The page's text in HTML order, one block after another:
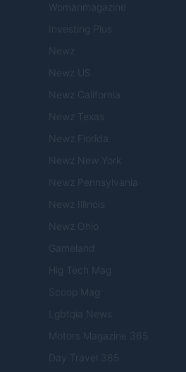
Womanmagazine
Investing Plus
Newz
Newz US
Newz California
Newz Texas
Newz Florida
Newz New York
Newz Pennsylvania
Newz Illinois
Newz Ohio
Gameland
Hig Tech Mag
Scoop Mag
Lgbtqia News
Motors Magazine 365
Day Travel 365